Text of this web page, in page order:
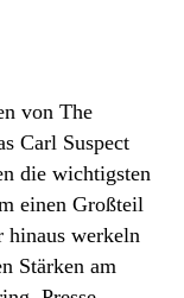
von The
Carl Suspect
die wichtigsten
einen Großteil
hinaus werkeln
Stärken am